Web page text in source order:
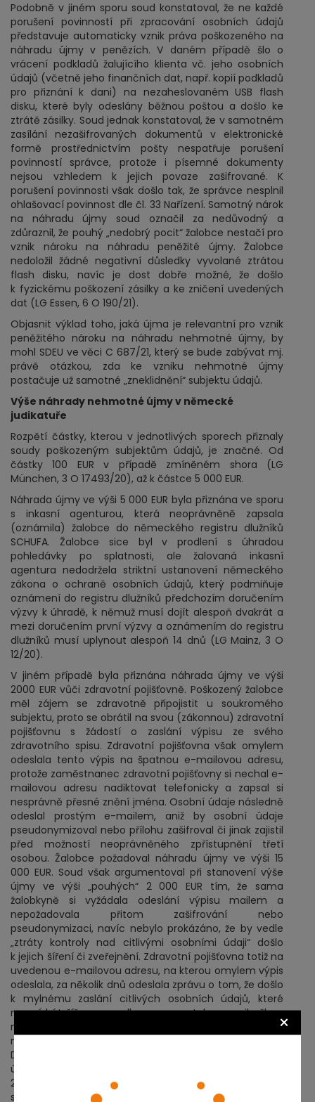
×
Podobně v jiném sporu soud konstatoval, že ne každé
porušení povinností při zpracování osobních údajů
představuje automaticky vznik práva poškozeného na
náhradu újmy v penězích. V daném případě šlo o
vrácení podkladů žalujícího klienta vč. jeho osobních
údajů (včetně jeho finančních dat, např. kopií podkladů
pro přiznání k dani) na nezaheslovaném USB flash
disku, které byly odeslány běžnou poštou a došlo ke
ztrátě zásilky. Soud jednak konstatoval, že v samotném
zasílání nezašifrovaných dokumentů v elektronické
formě prostřednictvím pošty nespatřuje porušení
povinností správce, protože i písemné dokumenty
nejsou vzhledem k jejich povaze zašifrované. K
porušení povinnosti však došlo tak, že správce nesplnil
ohlašovací povinnost dle čl. 33 Nařízení. Samotný nárok
na náhradu újmy soud označil za nedůvodný a
zdůraznil, že pouhý „nedobrý pocit“ žalobce nestačí pro
vznik nároku na náhradu peněžité újmy. Žalobce
nedoložil žádné negativní důsledky vyvolané ztrátou
flash disku, navíc je dost dobře možné, že došlo
k fyzickému poškození zásilky a ke zničení uvedených
dat (LG Essen, 6 O 190/21).
Objasnit výklad toho, jaká újma je relevantní pro vznik
peněžitého nároku na náhradu nehmotné újmy, by
mohl SDEU ve věci C 687/21, který se bude zabývat mj.
právě otázkou, zda ke vzniku nehmotné újmy
postačuje už samotné „zneklidnění“ subjektu údajů.
Výše náhrady nehmotné újmy v německé
judikatuře
Rozpětí částky, kterou v jednotlivých sporech přiznaly
soudy poškozeným subjektům údajů, je značné. Od
částky 100 EUR v případě zmíněném shora (LG
München, 3 O 17493/20), až k částce 5 000 EUR.
Náhrada újmy ve výši 5 000 EUR byla přiznána ve sporu
s inkasní agenturou, která neoprávněně zapsala
(oznámila) žalobce do německého registru dlužníků
SCHUFA. Žalobce sice byl v prodlení s úhradou
pohledávky po splatnosti, ale žalovaná inkasní
agentura nedodržela striktní ustanovení německého
zákona o ochraně osobních údajů, který podmiňuje
oznámení do registru dlužníků předchozím doručením
výzvy k úhradě, k němuž musí dojít alespoň dvakrát a
mezi doručením první výzvy a oznámením do registru
dlužníků musí uplynout alespoň 14 dnů (LG Mainz, 3 O
12/20).
V jiném případě byla přiznána náhrada újmy ve výši
2000 EUR vůči zdravotní pojišťovně. Poškozený žalobce
měl zájem se zdravotně připojistit u soukromého
subjektu, proto se obrátil na svou (zákonnou) zdravotní
pojišťovnu s žádostí o zaslání výpisu ze svého
zdravotního spisu. Zdravotní pojišťovna však omylem
odeslala tento výpis na špatnou e-mailovou adresu,
protože zaměstnanec zdravotní pojišťovny si nechal e-
mailovou adresu nadiktovat telefonicky a zapsal si
nesprávně přesné znění jména. Osobní údaje následně
odeslal prostým e-mailem, aniž by osobní údaje
pseudonymizoval nebo přílohu zašifroval či jinak zajistil
před možností neoprávněného zpřístupnění třetí
osobou. Žalobce požadoval náhradu újmy ve výši 15
000 EUR. Soud však argumentoval při stanovení výše
újmy ve výši „pouhých“ 2 000 EUR tím, že sama
žalobkyně si vyžádala odeslání výpisu mailem a
nepožadovala přitom zašifrování nebo
pseudonymizaci, navíc nebylo prokázáno, že by vedle
„ztráty kontroly nad citlivými osobními údaji“ došlo
k jejich šíření či zveřejnění. Zdravotní pojišťovna totiž na
uvedenou e-mailovou adresu, na kterou omylem výpis
odeslala, za několik dnů odeslala zprávu o tom, že došlo
k mylnému zaslání citlivých osobních údajů, které
nesmí být šířeny a podle provozovatele e-mailu šlo o
neaktivní e-mailovou schránku, do které se nikdo
nepřihlašoval a která byla následně deaktivována (OLG
Düsseldorf, 16 U 275/20). Vedle náhrady nehmotné
újmy soud přiznal žalobci náhradu hmotné újmy ve výši
255 EUR, vzniklé v důsledku vynaložených nákladů za
služby advokáta vzniklých ještě před podáním